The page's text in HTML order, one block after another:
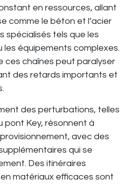
en ressources, allant
comme le béton et l’acier
spécialisés tels que les
les équipements complexes.
ces chaînes peut paralyser
des retards importants et
des perturbations, telles
pont Key, résonnent à
avec des
qui se
Des itinéraires
matériaux efficaces sont